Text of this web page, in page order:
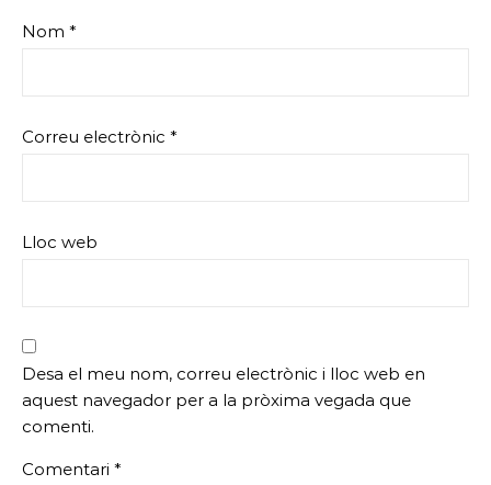
Nom *
Correu electrònic *
Lloc web
Desa el meu nom, correu electrònic i lloc web en
aquest navegador per a la pròxima vegada que
comenti.
Comentari *